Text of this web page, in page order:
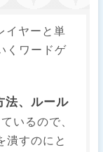
イヤーと単
くワードゲ
法、ルール
いるので、
潰すのにと